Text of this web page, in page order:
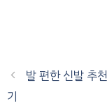
발 편한 신발 추
기